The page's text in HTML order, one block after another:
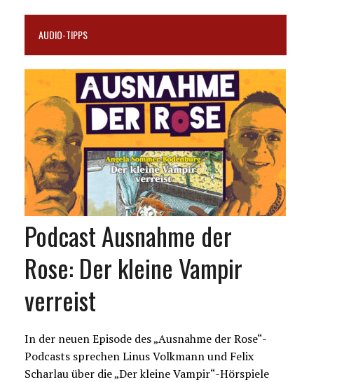
AUDIO-TIPPS
Podcast Ausnahme der
Rose: Der kleine Vampir
verreist
In der neuen Episode des „Ausnahme der Rose“-
Podcasts sprechen Linus Volkmann und Felix
Scharlau über die „Der kleine Vampir“-Hörspiele